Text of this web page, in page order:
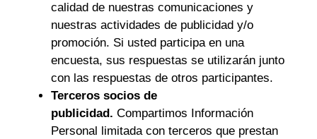
calidad de nuestras comunicaciones y
nuestras actividades de publicidad y/o
promoción. Si usted participa en una
encuesta, sus respuestas se utilizarán junto
con las respuestas de otros participantes.
Terceros socios de
publicidad. Compartimos Información
Personal limitada con terceros que prestan